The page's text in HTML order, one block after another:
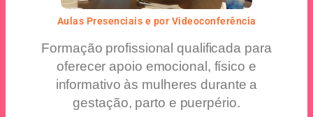
Aulas Presenciais e por Videoconferência
Formação profissional qualificada para
oferecer apoio emocional, físico e
informativo às mulheres durante a
gestação, parto e puerpério.